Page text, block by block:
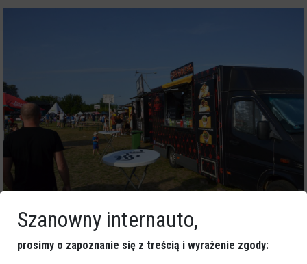
Szanowny internauto,
prosimy o zapoznanie się z treścią i wyrażenie zgody: